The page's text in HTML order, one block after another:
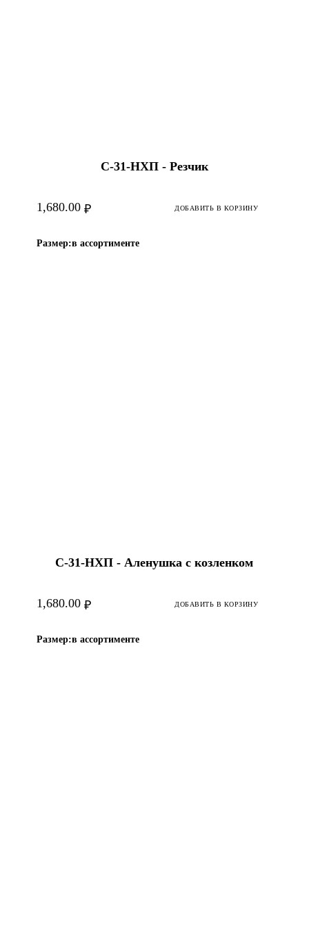
С-31-HХП - Резчик
₽
1,680.00 ДОБАВИТЬ В КОРЗИНУ
Размер:в ассортименте
С-31-HХП - Аленушка с козленком
₽
1,680.00 ДОБАВИТЬ В КОРЗИНУ
Размер:в ассортименте